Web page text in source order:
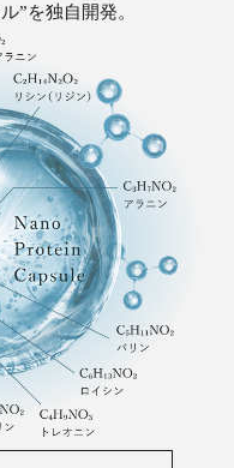
”を独自開発。